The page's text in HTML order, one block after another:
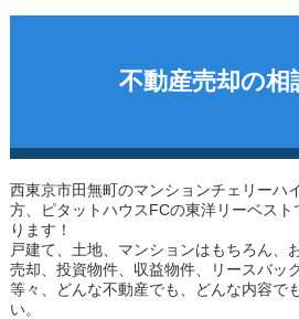
不動産売却の相
西東京市田無町のマンションチェリーハ
方、ピタットハウスFCの東洋リーベス
ります！
戸建て、土地、マンションはもちろん、
売却、投資物件、収益物件、リースバッ
等々、どんな不動産でも、どんな内容で
い。